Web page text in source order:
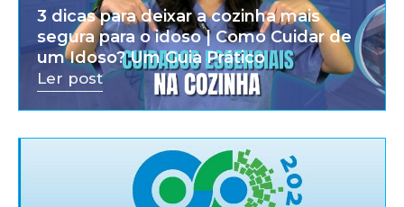
3 dicas para deixar a cozinha mais
segura para o idoso | Como Cuidar de
um Idoso? Um Guia Prático
Ler post